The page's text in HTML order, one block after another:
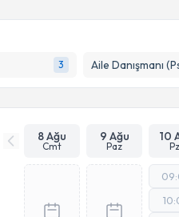
3 Aile Danışmanı
8 Ağu
Cmt
9 Ağu
Paz
10